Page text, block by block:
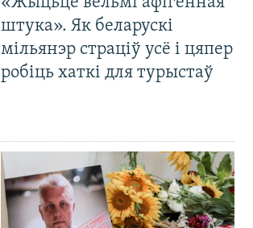
штука». Як беларускі
мільянэр страціў усё і цяпер
робіць хаткі для турыстаў